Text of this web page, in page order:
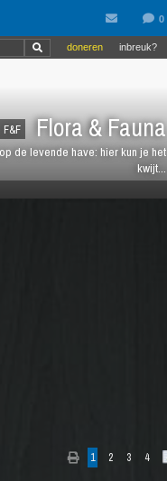
F&F Flora & Fauna
de levende have: hier kun je het
kwijt...
inbreuk?
doneren
1 2 3 4